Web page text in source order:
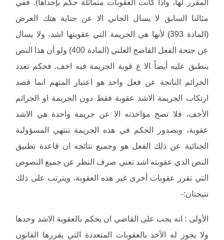
المقرر لها، واذا كانت العقوبات متماثلة حكم بإحداها). ففي
مثالنا السابق لا يسال الجاني الا عن جناية هتك العرض
(المادة 393) لأنها هي الجريمة التي عقوبتها اشد، ولا يسال
عن جنحة الفعل الفاضح العلني (المادة 400) ولو أن هذا النص
ينطبق عليه أيضاً الا ع قوبة الجريمة فيه اخف. فحكم تعدد
الجرائم الناتجة عن فعل واحد هو اعتبار المتهم انما قصد
ارتكاب الجريمة الاشد عقوبة فقط دون الجريمة او الجرائم
الأخف، فلا تصح مؤاخذته الا عن جريمة واحدة هي الاشد
عقوبة، وبصدور الحكم في هذه الجريمة تنتهي المسؤولية
الجنائية عن ذلك الفعل هو وجميع نتائجه ان قاعدة تطبيق
النص الذي عقوبته اشد تعني صرف النظر عن جميع النصوص
التي تقرر عقوبات أخرى غير هذه العقوبة، ويترتب على ذلك
نتيجتان:-
الأولى : انه يجب على القاضي ان يحكم بالعقوبة الاشد وحدها
ولا يجوز له الأخذ بالعقوبات المتعددة التي يقررها القانون